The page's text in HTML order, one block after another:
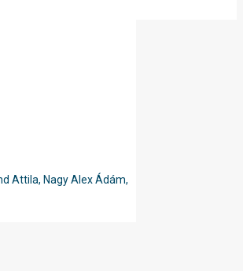
Attila, Nagy Alex Ádám,